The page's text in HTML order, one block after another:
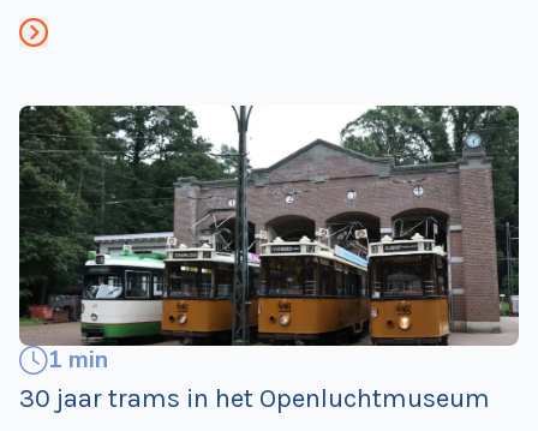
1 min
30 jaar trams in het Openlucht­museum